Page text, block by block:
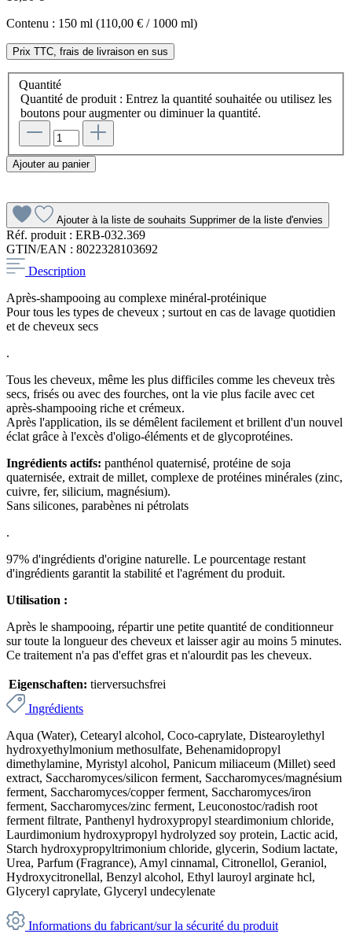
Contenu : 150 ml (110,00 € / 1000 ml)
Prix TTC, frais de livraison en sus
Quantité
Quantité de produit : Entrez la quantité souhaitée ou utilisez les
boutons pour augmenter ou diminuer la quantité.
Ajouter au panier
Ajouter à la liste de souhaits Supprimer de la liste d'envies
Réf. produit : ERB-032.369
GTIN/EAN : 8022328103692
Description
Après-shampooing au complexe minéral-protéinique
Pour tous les types de cheveux ; surtout en cas de lavage quotidien
et de cheveux secs
.
Tous les cheveux, même les plus difficiles comme les cheveux très
secs, frisés ou avec des fourches, ont la vie plus facile avec cet
après-shampooing riche et crémeux.
Après l'application, ils se démêlent facilement et brillent d'un nouvel
éclat grâce à l'excès d'oligo-éléments et de glycoprotéines.
Ingrédients actifs: panthénol quaternisé, protéine de soja
quaternisée, extrait de millet, complexe de protéines minérales (zinc,
cuivre, fer, silicium, magnésium).
Sans silicones, parabènes ni pétrolats
.
97% d'ingrédients d'origine naturelle. Le pourcentage restant
d'ingrédients garantit la stabilité et l'agrément du produit.
Utilisation :
Après le shampooing, répartir une petite quantité de conditionneur
sur toute la longueur des cheveux et laisser agir au moins 5 minutes.
Ce traitement n'a pas d'effet gras et n'alourdit pas les cheveux.
Eigenschaften: tierversuchsfrei
Ingrédients
Aqua (Water), Cetearyl alcohol, Coco-caprylate, Distearoylethyl
hydroxyethylmonium methosulfate, Behenamidopropyl
dimethylamine, Myristyl alcohol, Panicum miliaceum (Millet) seed
extract, Saccharomyces/silicon ferment, Saccharomyces/magnésium
ferment, Saccharomyces/copper ferment, Saccharomyces/iron
ferment, Saccharomyces/zinc ferment, Leuconostoc/radish root
ferment filtrate, Panthenyl hydroxypropyl steardimonium chloride,
Laurdimonium hydroxypropyl hydrolyzed soy protein, Lactic acid,
Starch hydroxypropyltrimonium chloride, glycerin, Sodium lactate,
Urea, Parfum (Fragrance), Amyl cinnamal, Citronellol, Geraniol,
Hydroxycitronellal, Benzyl alcohol, Ethyl lauroyl arginate hcl,
Glyceryl caprylate, Glyceryl undecylenate
Informations du fabricant/sur la sécurité du produit